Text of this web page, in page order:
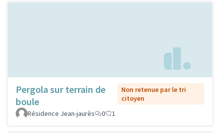
Pergola sur terrain de
boule
Non retenue par le tri
citoyen
Résidence Jean-jaurès
0 1